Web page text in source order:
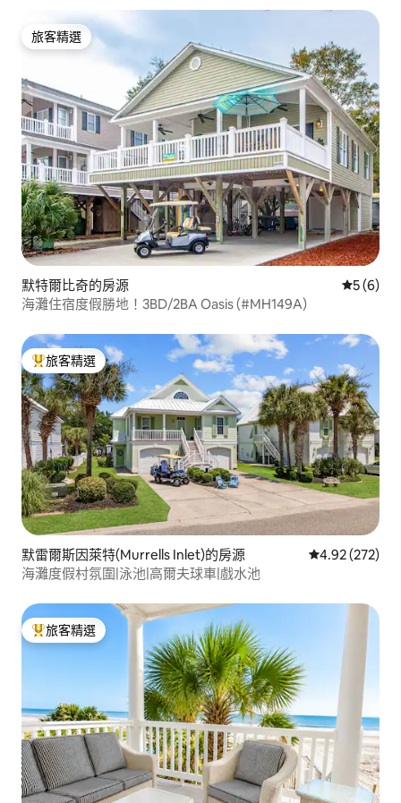
旅客精選
旅客精選
默特爾比奇的房源 從 6 則評
5 (6)
海灘住宿度假勝地！3BD/2BA Oasis (#MH149A)
旅客精選榜首
旅客精選
默雷爾斯因萊特(Murrells Inlet)的房源 從 272 則評價
4.92 (272)
海灘度假村氛圍|泳池|高爾夫球車|戲水池
旅客精選榜首
旅客精選